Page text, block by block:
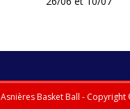
Asnières Basket Ball - Copyright